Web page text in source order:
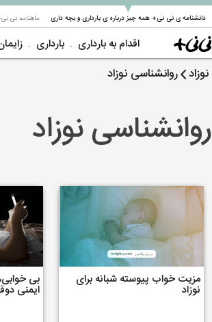
دانشنامه ی نی نی+ همه چیز درباره ی بارداری و بچه داری
▼ ماهنامه نی
اقدام به بارداری بارداری
نوزاد روانشناسی نوزاد
روانشناسی نوزاد
مزیت خواب پیوسته شبانه برای
نوزاد
بی
ایمنی